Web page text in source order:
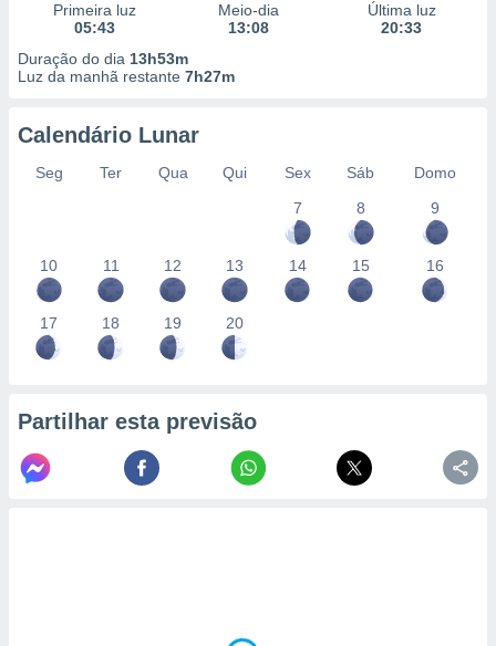
Primeira luz
05:43
Meio-dia
13:08
Última luz
20:33
Duração do dia 13h53m
Luz da manhã restante 7h27m
Calendário Lunar
Seg Ter Qua Qui Sex Sáb
Domo
7
8 9
10 11 12 13 14 15 16
17 18 19 20
Partilhar esta previsão